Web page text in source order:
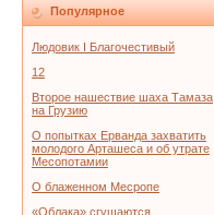
Популярное
Людовик I Благочестивый
12
Второе нашествие шаха Тамаза
на Грузию
О попытках Ерванда захватить
молодого Арташеса и об утрате
Месопотамии
О блаженном Месропе
«Облака» сгущаются